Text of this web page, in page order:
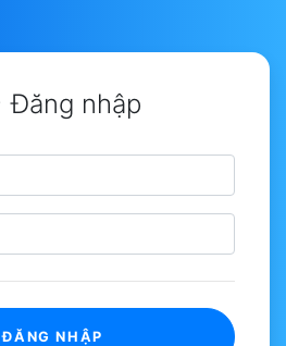
Đăng nhập
ĐĂNG NHẬP